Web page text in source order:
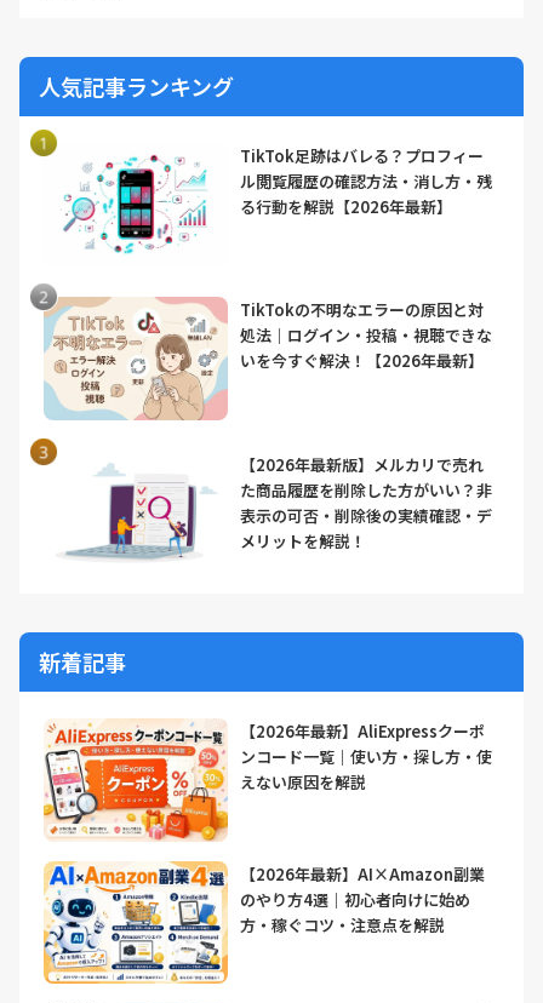
人気記事ランキング
TikTok足跡はバレる？プロフィー
ル閲覧履歴の確認方法・消し方・残
る行動を解説【2026年最新】
TikTokの不明なエラーの原因と対
処法｜ログイン・投稿・視聴できな
いを今すぐ解決！【2026年最新】
【2026年最新版】メルカリで売れ
た商品履歴を削除した方がいい？非
表示の可否・削除後の実績確認・デ
メリットを解説！
新着記事
【2026年最新】AliExpressクーポ
ンコード一覧｜使い方・探し方・使
えない原因を解説
【2026年最新】AI×Amazon副業
のやり方4選｜初心者向けに始め
方・稼ぐコツ・注意点を解説